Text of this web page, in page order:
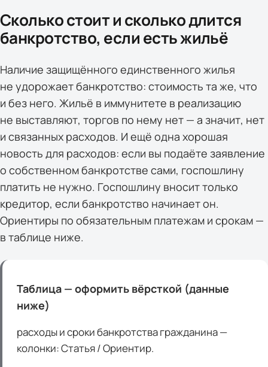
Сколько стоит и сколько длится
банкротство, если есть жильё
Наличие защищённого единственного жилья
не удорожает банкротство: стоимость та же, что
и без него. Жильё в иммунитете в реализацию
не выставляют, торгов по нему нет — а значит, нет
и связанных расходов. И ещё одна хорошая
новость для расходов: если вы подаёте заявление
о собственном банкротстве сами, госпошлину
платить не нужно. Госпошлину вносит только
кредитор, если банкротство начинает он.
Ориентиры по обязательным платежам и срокам —
в таблице ниже.
Таблица — оформить вёрсткой (данные
ниже)
расходы и сроки банкротства гражданина —
колонки: Статья / Ориентир.